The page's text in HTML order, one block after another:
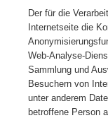
Der für die
Internetseite die
Web-Analyse-
Sammlung und
Besuchern von
unter anderem
betroffene Person